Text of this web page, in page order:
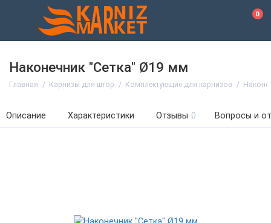
0
Наконечник "Сетка" Ø19 мм
Главная Карнизы для штор Комплектующие для карнизов
Описание Характеристики Отзывы 0 Вопросы и